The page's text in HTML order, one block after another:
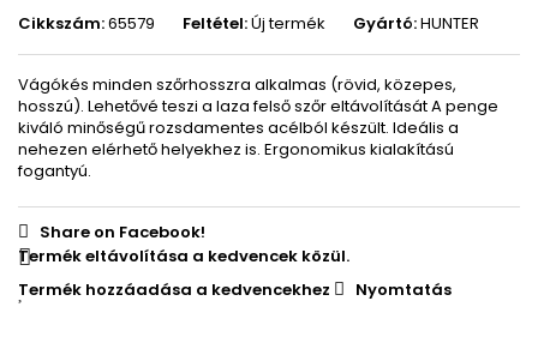
Cikkszám:65579 Feltétel:Új termék Gyártó:HUNTER
Vágókés minden szőrhosszra alkalmas (rövid, közepes,
hosszú). Lehetővé teszi a laza felső szőr eltávolításátA penge
kiváló minőségű rozsdamentes acélból készült. Ideális a
nehezen elérhető helyekhez is. Ergonomikus kialakítású
fogantyú.
Share on Facebook!
Termék eltávolítása a kedvencek közül.
Termék hozzáadása a kedvencekhez
Nyomtatás